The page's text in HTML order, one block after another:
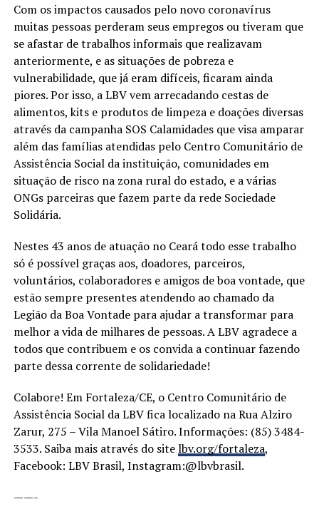
Com os impactos causados pelo novo coronavírus
muitas pessoas perderam seus empregos ou tiveram que
se afastar de trabalhos informais que realizavam
anteriormente, e as situações de pobreza e
vulnerabilidade, que já eram difíceis, ficaram ainda
piores. Por isso, a LBV vem arrecadando cestas de
alimentos, kits e produtos de limpeza e doações diversas
através da campanha SOS Calamidades que visa amparar
além das famílias atendidas pelo Centro Comunitário de
Assistência Social da instituição, comunidades em
situação de risco na zona rural do estado, e a várias
ONGs parceiras que fazem parte da rede Sociedade
Solidária.
Nestes 43 anos de atuação no Ceará todo esse trabalho
só é possível graças aos, doadores, parceiros,
voluntários, colaboradores e amigos de boa vontade, que
estão sempre presentes atendendo ao chamado da
Legião da Boa Vontade para ajudar a transformar para
melhor a vida de milhares de pessoas. A LBV agradece a
todos que contribuem e os convida a continuar fazendo
parte dessa corrente de solidariedade!
Colabore! Em Fortaleza/CE, o Centro Comunitário de
Assistência Social da LBV fica localizado na Rua Alziro
Zarur, 275 – Vila Manoel Sátiro. Informações: (85) 3484-
3533. Saiba mais através do sitelbv.org/fortaleza,
Facebook: LBV Brasil, Instagram:@lbvbrasil.
——-